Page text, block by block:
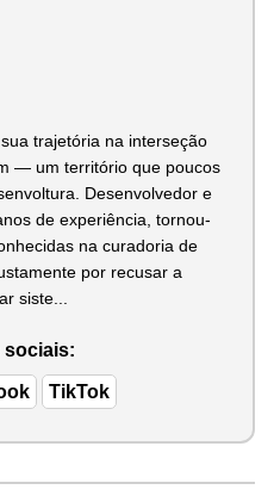
trajetória na interseção
— um território que poucos
Desenvolvedor e
de experiência, tornou-
na curadoria de
por recusar a
siste...
sociais:
TikTok